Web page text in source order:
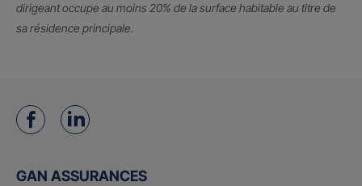
dirigeant occupe au moins 20% de la surface habitable au titre de
sa résidence principale.
GAN ASSURANCES